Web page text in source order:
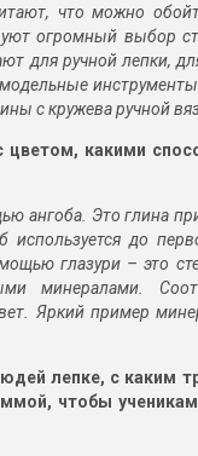
что можно
огромный выбор
для ручной лепки,
с кружева ручной
цветом, какими
ангоба. Это глина
используется до
глазури – это
минералами.
Яркий пример
лепке, с каким
чтобы